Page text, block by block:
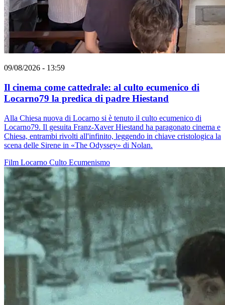
09/08/2026 - 13:59
Il cinema come cattedrale: al culto ecumenico di
Locarno79 la predica di padre Hiestand
Alla Chiesa nuova di Locarno si è tenuto il culto ecumenico di
Locarno79. Il gesuita Franz-Xaver Hiestand ha paragonato cinema e
Chiesa, entrambi rivolti all'infinito, leggendo in chiave cristologica la
scena delle Sirene in «The Odyssey» di Nolan.
Film Locarno Culto Ecumenismo